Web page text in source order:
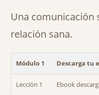
Una comunicación
relación sana.
Módulo 1 Descarga tu
Lección 1 Ebook